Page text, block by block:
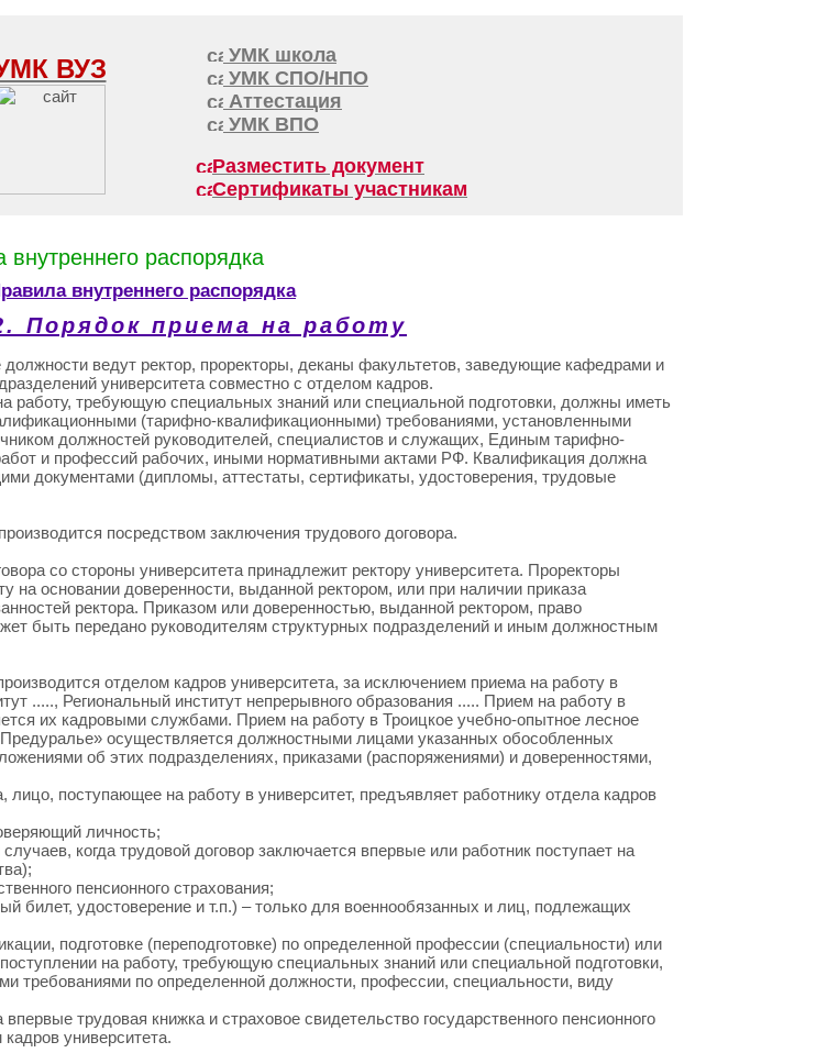
ВУЗ
УМК школа
УМК CПО/НПО
Аттестация
УМК ВПО
Разместить документ
Сертификаты участникам
распорядка
внутреннего распорядка
Порядок приема на работу
ведут ректор, проректоры, деканы факультетов, заведующие кафедрами и
университета совместно с отделом кадров.
работу, требующую специальных знаний или специальной подготовки, должны иметь
(тарифно-квалификационными) требованиями, установленными
должностей руководителей, специалистов и служащих, Единым тарифно-
и профессий рабочих, иными нормативными актами РФ. Квалификация должна
документами (дипломы, аттестаты, сертификаты, удостоверения, трудовые
посредством заключения трудового договора.
со стороны университета принадлежит ректору университета. Проректоры
на основании доверенности, выданной ректором, или при наличии приказа
ректора. Приказом или доверенностью, выданной ректором, право
быть передано руководителям структурных подразделений и иным должностным
отделом кадров университета, за исключением приема на работу в
....., Региональный институт непрерывного образования ..... Прием на работу в
их кадровыми службами. Прием на работу в Троицкое учебно-опытное лесное
осуществляется должностными лицами указанных обособленных
об этих подразделениях, приказами (распоряжениями) и доверенностями,
лицо, поступающее на работу в университет, предъявляет работнику отдела кадров
личность;
когда трудовой договор заключается впервые или работник поступает на
пенсионного страхования;
билет, удостоверение и т.п.) – только для военнообязанных и лиц, подлежащих
подготовке (переподготовке) по определенной профессии (специальности) или
на работу, требующую специальных знаний или специальной подготовки,
требованиями по определенной должности, профессии, специальности, виду
трудовая книжка и страховое свидетельство государственного пенсионного
университета.